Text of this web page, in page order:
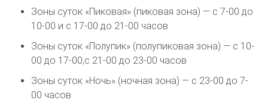
Зоны суток «Пиковая» (пиковая зона) — с 7-00 до
10-00 и с 17-00 до 21-00 часов
Зоны суток «Полупик» (полупиковая зона) — с 10-
00 до 17-00,с 21-00 до 23-00 часов
Зоны суток «Ночь» (ночная зона) — с 23-00 до 7-
00 часов